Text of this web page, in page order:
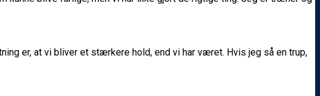
er, at vi bliver et stærkere hold, end vi har været. Hvis jeg så en trup,